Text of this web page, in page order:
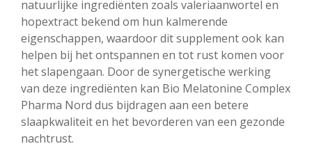
natuurlijke ingrediënten zoals valeriaanwortel en
hopextract bekend om hun kalmerende
eigenschappen, waardoor dit supplement ook kan
helpen bij het ontspannen en tot rust komen voor
het slapengaan. Door de synergetische werking
van deze ingrediënten kan Bio Melatonine Complex
Pharma Nord dus bijdragen aan een betere
slaapkwaliteit en het bevorderen van een gezonde
nachtrust.